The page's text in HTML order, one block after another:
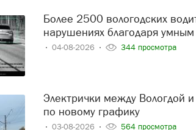
Более 2500 вологодских водителей попались на
нарушениях благодаря
04-08-2026 344 просмотра
Электрички между Вологдой и Череповцом начнут ходить
по новому графику
03-08-2026 564 просмотра